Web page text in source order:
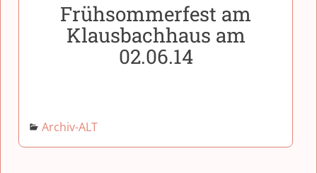
Frühsommerfest am
Klausbachhaus am
02.06.14
Archiv-ALT